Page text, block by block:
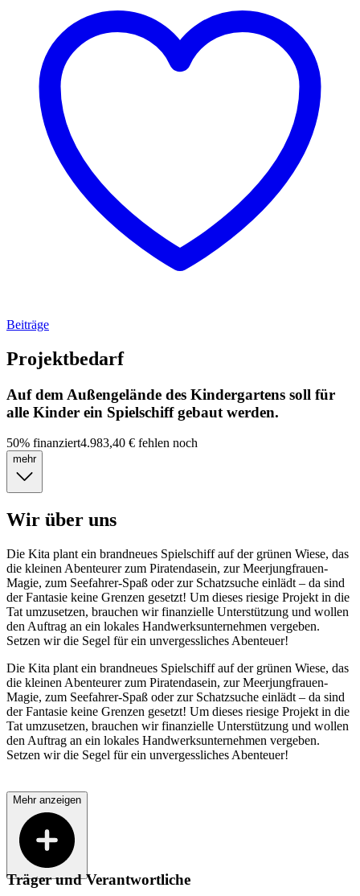
Beiträge
Projektbedarf
Auf dem Außengelände des Kindergartens soll für
alle Kinder ein Spielschiff gebaut werden.
50% finanziert4.983,40 € fehlen noch
mehr
Wir über uns
Die Kita plant ein brandneues Spielschiff auf der grünen Wiese, das
die kleinen Abenteurer zum Piratendasein, zur Meerjungfrauen-
Magie, zum Seefahrer-Spaß oder zur Schatzsuche einlädt – da sind
der Fantasie keine Grenzen gesetzt! Um dieses riesige Projekt in die
Tat umzusetzen, brauchen wir finanzielle Unterstützung und wollen
den Auftrag an ein lokales Handwerksunternehmen vergeben.
Setzen wir die Segel für ein unvergessliches Abenteuer!
Die Kita plant ein brandneues Spielschiff auf der grünen Wiese, das
die kleinen Abenteurer zum Piratendasein, zur Meerjungfrauen-
Magie, zum Seefahrer-Spaß oder zur Schatzsuche einlädt – da sind
der Fantasie keine Grenzen gesetzt! Um dieses riesige Projekt in die
Tat umzusetzen, brauchen wir finanzielle Unterstützung und wollen
den Auftrag an ein lokales Handwerksunternehmen vergeben.
Setzen wir die Segel für ein unvergessliches Abenteuer!
Mehr anzeigen
Träger und Verantwortliche